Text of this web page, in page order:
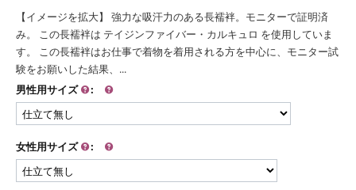
【イメージを拡大】 強力な吸汗力のある長襦袢。モニターで証明済
み。 この長襦袢は テイジンファイバー・カルキュロ を使用していま
す。 この長襦袢はお仕事で着物を着用される方を中心に、モニター試
験をお願いした結果、...
男性用サイズ
:
女性用サイズ :